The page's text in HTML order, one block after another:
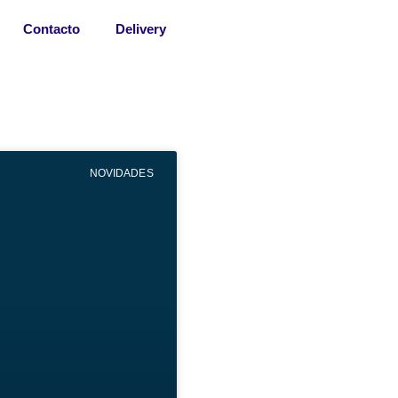
Contacto Delivery
NOVIDADES